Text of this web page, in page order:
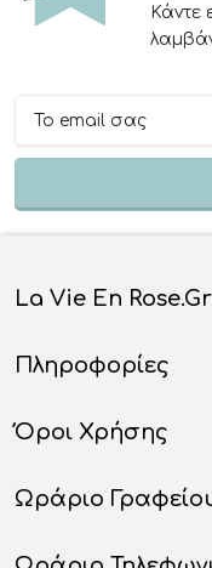
Κάντε
La Vie En Rose.gr
Πληροφορίες
Όροι Χρήσης
Ωράριο